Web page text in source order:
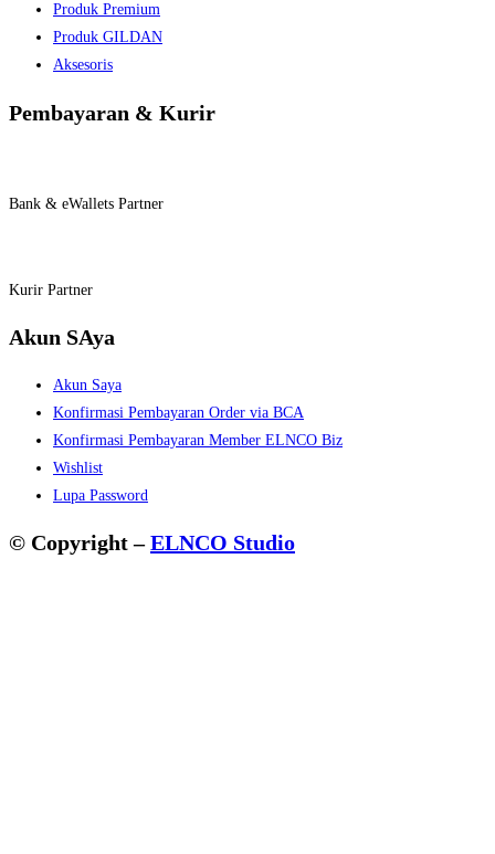
Produk Premium
Produk GILDAN
Aksesoris
Pembayaran & Kurir
Bank & eWallets Partner
Kurir Partner
Akun SAya
Akun Saya
Konfirmasi Pembayaran Order via BCA
Konfirmasi Pembayaran Member ELNCO Biz
Wishlist
Lupa Password
© Copyright –ELNCO Studio